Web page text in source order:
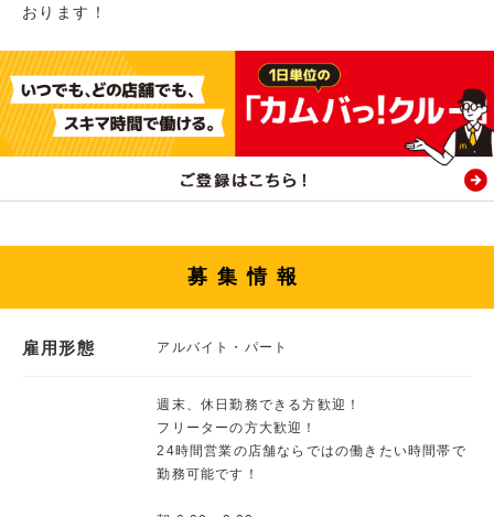
おります！
募集情報
雇用形態 アルバイト・パート
週末、休日勤務できる方歓迎！
フリーターの方大歓迎！
24時間営業の店舗ならではの働きたい時間帯で
勤務可能です！